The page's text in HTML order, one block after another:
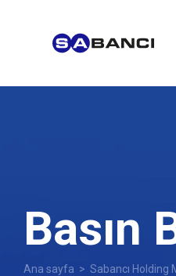
Basın
Ana sayfa > Sabancı Holding